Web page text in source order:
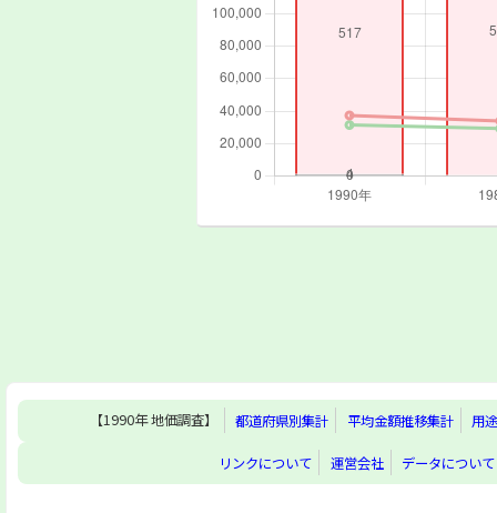
【1990年 地価調査】 都道府県別集計 平均金額推移集計 用
リンクについて 運営会社 データについて